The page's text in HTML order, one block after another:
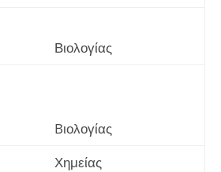
Βιολογίας
Bιολογίας
Χημείας